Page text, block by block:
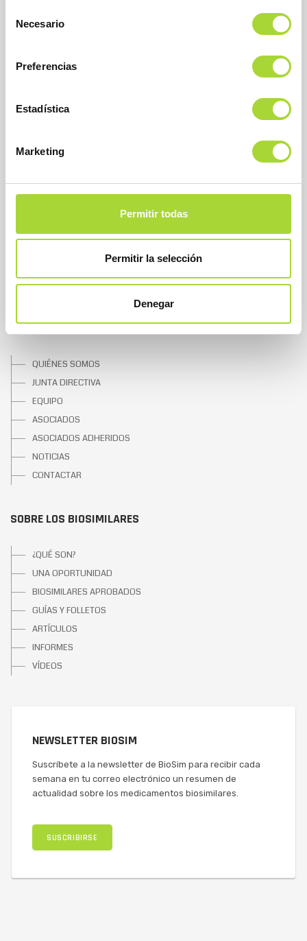
Necesario
Preferencias
Estadística
Marketing
Permitir todas
Permitir la selección
Denegar
BioSim
Calle Condesa de Venadito, 1
SOBRE BIOSIM
QUIÉNES SOMOS
JUNTA DIRECTIVA
EQUIPO
ASOCIADOS
ASOCIADOS ADHERIDOS
NOTICIAS
CONTACTAR
SOBRE LOS BIOSIMILARES
¿QUÉ SON?
UNA OPORTUNIDAD
BIOSIMILARES APROBADOS
GUÍAS Y FOLLETOS
ARTÍCULOS
INFORMES
VÍDEOS
NEWSLETTER BIOSIM
Suscríbete a la newsletter de BioSim para recibir cada
semana en tu correo electrónico un resumen de
actualidad sobre los medicamentos biosimilares.
SUSCRIBIRSE